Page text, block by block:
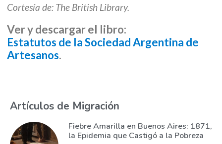
Cortesía de: The British Library.
Ver y descargar el libro:
Estatutos de la Sociedad Argentina de
Artesanos.
Artículos de Migración
Fiebre Amarilla en Buenos Aires: 1871,
la Epidemia que Castigó a la Pobreza